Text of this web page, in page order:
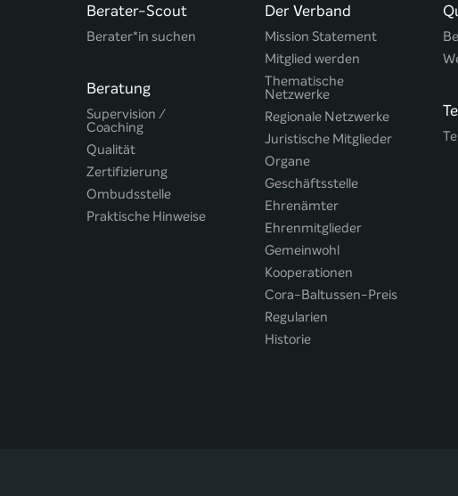
Berater-Scout
Berater*in suchen
Beratung
Supervision /
Coaching
Qualität
Zertifizierung
Ombudsstelle
Praktische Hinweise
Der Verband
Mission Statement
Mitglied werden
Thematische
Netzwerke
Regionale Netzwerke
Juristische Mitglieder
Organe
Geschäftsstelle
Ehrenämter
Ehrenmitglieder
Gemeinwohl
Kooperationen
Cora-Baltussen-Preis
Regularien
Historie